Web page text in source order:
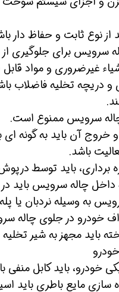
نوع ثابت و حفاظ دار
سرویس برای جلوگیری
غیرضروری و مواد
دریچه تخلیه فاضلاب
چاله سرویس ممنوع است.
آن باید به گونه ای
باشد.
برداری، باید توسط
داخل چاله سرویس باید
به وسیله نردبان یا
خودرو در جلوی چاله
مجهز به شیر تخلیه
خودرو، باید کابل منفی
سازی مایع باطری باید